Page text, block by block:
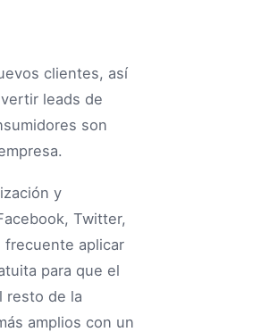
clientes, así
leads de
son
y
Twitter,
frecuente aplicar
para que el
resto de la
amplios con un